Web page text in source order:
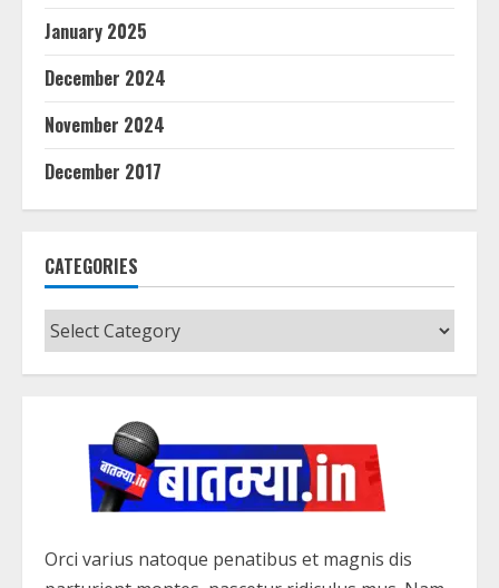
January 2025
December 2024
November 2024
December 2017
CATEGORIES
Categories
Orci varius natoque penatibus et magnis dis